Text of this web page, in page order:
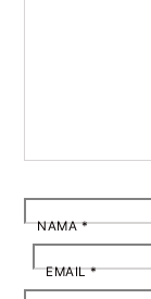
NAMA*
EMAIL*